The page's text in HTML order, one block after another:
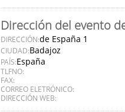
Dirección del evento
DIRECCIÓN:de España 1
CIUDAD:Badajoz
PAÍS:España
TLFNO:
FAX:
CORREO ELETRÓNICO:
DIRECCIÓN WEB: